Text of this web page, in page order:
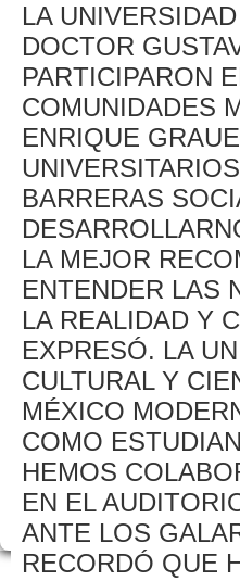
LA
DOCTOR
PARTICIPARON
COMUNIDADES
ENRIQUE
BARRERAS
LA MEJOR
ENTENDER LAS
LA REALIDAD Y
EXPRESÓ. LA
CULTURAL Y
MÉXICO
COMO
HEMOS
EN EL
ANTE LOS
RECORDÓ QUE